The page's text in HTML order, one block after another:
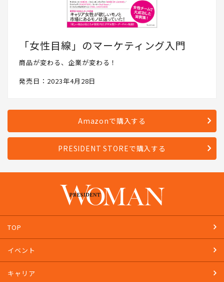
「女性目線」のマーケティング入門
商品が変わる、企業が変わる！
発売日：2023年4月28日
Amazonで購入する
PRESIDENT STOREで購入する
TOP
イベント
キャリア